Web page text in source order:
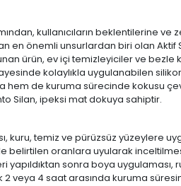
kullanıcıların beklentilerine
en önemli unsurlardan biri olan Aktif
ürün, ev içi temizleyiciler ve bezle
kolaylıkla uygulanabilen
hem de kuruma sürecinde kokusu
Silan, ipeksi mat dokuya sahiptir.
kuru, temiz ve pürüzsüz yüzeylere
belirtilen oranlara uyularak
yapıldıktan sonra boya
2 veya 4 saat arasında kuruma